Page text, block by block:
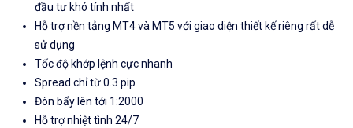
đầu tư khó tính nhất
Hỗ trợ nền tảng MT4 và MT5 với giao diện thiết kế riêng rất dễ
sử dụng
Tốc độ khớp lệnh cực nhanh
Spread chỉ từ 0.3 pip
Đòn bẩy lên tới 1:2000
Hỗ trợ nhiệt tình 24/7